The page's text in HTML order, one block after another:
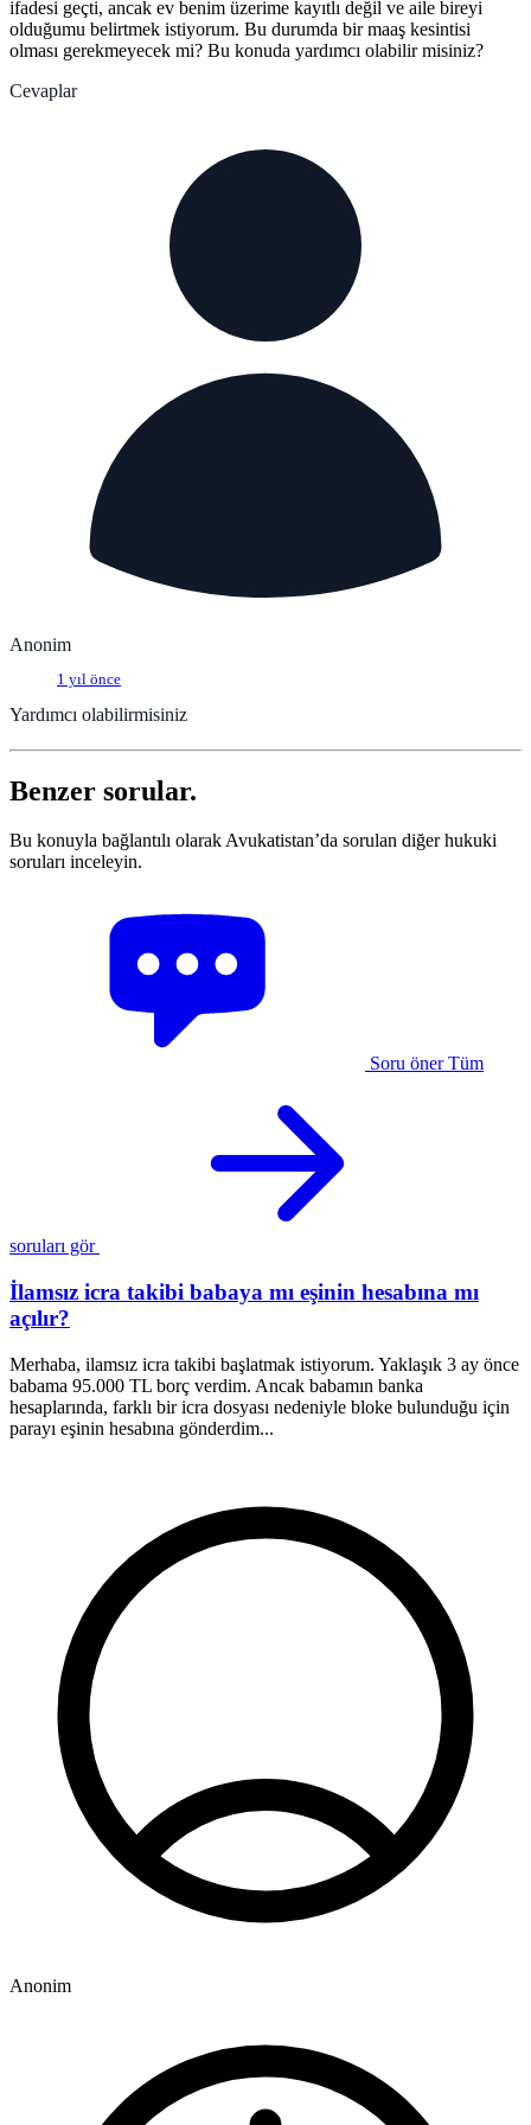
ifadesi geçti, ancak ev benim üzerime kayıtlı değil ve aile bireyi
olduğumu belirtmek istiyorum. Bu durumda bir maaş kesintisi
olması gerekmeyecek mi? Bu konuda yardımcı olabilir misiniz?
Cevaplar
Anonim
1 yıl önce
Yardımcı olabilirmisiniz
Benzer sorular.
Bu konuyla bağlantılı olarak Avukatistan’da sorulan diğer hukuki
soruları inceleyin.
Soru öner Tüm
soruları gör
İlamsız icra takibi babaya mı eşinin hesabına mı
açılır?
Merhaba, ilamsız icra takibi başlatmak istiyorum. Yaklaşık 3 ay önce
babama 95.000 TL borç verdim. Ancak babamın banka
hesaplarında, farklı bir icra dosyası nedeniyle bloke bulunduğu için
parayı eşinin hesabına gönderdim...
Anonim